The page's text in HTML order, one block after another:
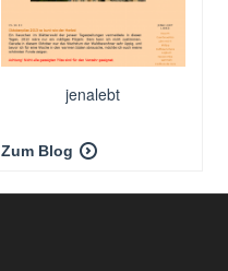
jenalebt
Zum Blog